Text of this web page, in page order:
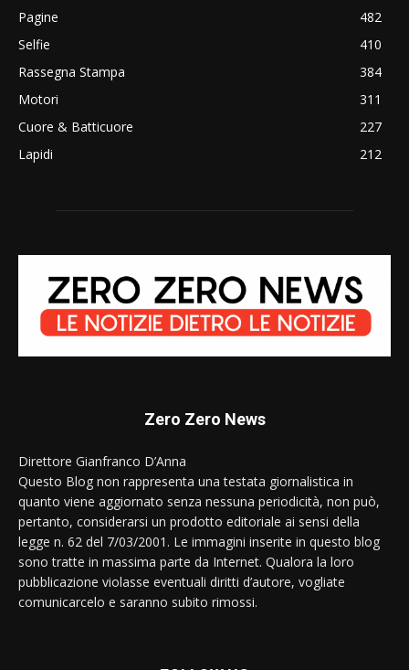
Pagine
482
Selfie
410
Rassegna Stampa
384
Motori
311
Cuore & Batticuore
227
Lapidi
212
Zero Zero News
Direttore Gianfranco D’Anna
Questo Blog non rappresenta una testata giornalistica in
quanto viene aggiornato senza nessuna periodicità, non può,
pertanto, considerarsi un prodotto editoriale ai sensi della
legge n. 62 del 7/03/2001. Le immagini inserite in questo blog
sono tratte in massima parte da Internet. Qualora la loro
pubblicazione violasse eventuali diritti d’autore, vogliate
comunicarcelo e saranno subito rimossi.